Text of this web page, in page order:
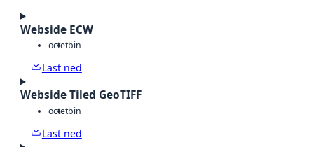
Webside ECW
octetbin
Last ned
Webside Tiled GeoTIFF
octetbin
Last ned